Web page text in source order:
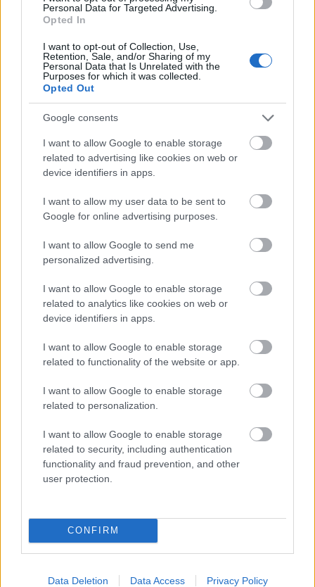
Personal Data for Targeted Advertising.
Opted In
I want to opt-out of Collection, Use,
Retention, Sale, and/or Sharing of my
Personal Data that Is Unrelated with the
Purposes for which it was collected.
Opted Out
Google consents
I want to allow Google to enable storage
related to advertising like cookies on web or
device identifiers in apps.
I want to allow my user data to be sent to
Google for online advertising purposes.
I want to allow Google to send me
personalized advertising.
I want to allow Google to enable storage
related to analytics like cookies on web or
device identifiers in apps.
I want to allow Google to enable storage
related to functionality of the website or app.
I want to allow Google to enable storage
related to personalization.
I want to allow Google to enable storage
related to security, including authentication
functionality and fraud prevention, and other
user protection.
CONFIRM
Data Deletion Data Access Privacy Policy
Szecukóval való beszélgetése után kezdünk
sajnálattal tekinteni Onóra: mint valami Don Quijote,
harcol.
A másik kiemelkedő érzelmi pontja a regénynek a
gyermek Ono konfliktusa az apjával, mikor az
megtudja, hogy festő akar lenni – a feszültség előtte
hátborzongató, és innentől végigkíséri a regényt az
égett szag, az égetés szimbolikája. Megjelenik az
előítéletek, társadalmi beidegződések szerepe, a
hűség kérdése a festőmesterek és -iskolák esetében,
felelősségvállalás kérdése is, illetve hogy mit tud
tenni a művész, a művészet a társadalomért. A
„lebegő világ” az „élvezetek, a mulatságok és az
italozás éjszakai világa”, amely a festmények
hátterét képezte Mori-szan villájában, mert „(…) a
legjobb dolgok egyetlen éjszakából állnak, s
reggelre elenyésznek”. Egy festő azonban tekinthet
ennél messzebbre is: „Nem szükséges, hogy a
művészek örökösen egy dekadens, zárt világgal
foglalkozzanak. A lelkiismeretem, Szenszei, azt
súgja, hogy nem maradhatok örökké a lebegő világ
És itt jelenik meg abátorság
: kiállni azért, amiben
cselekedni hétköznapi emberként is. Csak „(…)
amikor vége lett a háborúnak, a dolgok nagyon
megváltoztak.” Az üzenet pedig a regény végén
megjelenik kimondva is; Ono mellett egyszerűen
milyen hibákat követtek el… ez már rajtunk kívül
senkit sem érdekel.” Az egyetlen, ami maradt, az
elfogadás: megbékélni a múltbeli tetteinkkel és
megbékélni önmagunkkal.